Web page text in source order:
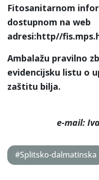
Fitosanitarnom
dostupnom na web
adresi:http//
Ambalažu pravilno
evidencijsku listu o
zaštitu bilja.
e-mail:
#Splitsko-dalmatinska